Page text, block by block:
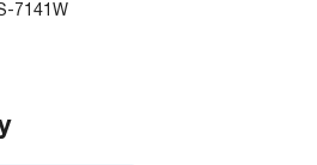
7141W